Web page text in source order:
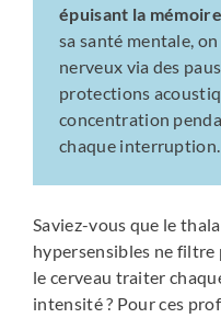
épuisant la
sa santé mentale,
nerveux via des
protections
concentration
chaque interruption.
Saviez-vous que le
hypersensibles ne filtre
le cerveau traiter
intensité ? Pour ces